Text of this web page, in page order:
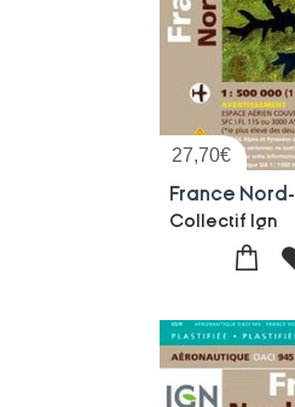
27,70€
Collectif Ign